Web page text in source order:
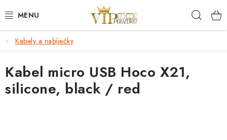
na
KRYTY NA MOBIL.
OCHRANA DISPLEJE - SKLO A FÓLIE
KABELY A NABÍJEČKY
Kabely a nabíječky
Kabel micro USB Hoco X21,
silicone, black / red